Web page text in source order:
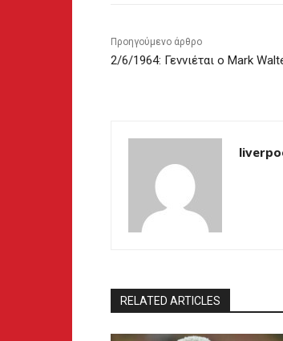
Προηγούμενο άρθρο
2/6/1964: Γεννιέται ο Mark
RELATED ARTICLES